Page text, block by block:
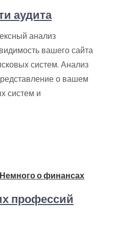
аудита
анализ
вашего сайта
систем. Анализ
о вашем
систем и
Немного о финансах
профессий